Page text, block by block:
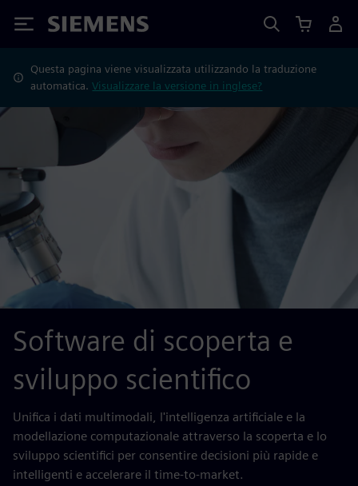
Siemens
Questa pagina viene visualizzata utilizzando la traduzione
automatica.Visualizzare la versione in inglese?
Software di scoperta e
sviluppo scientifico
Unifica i dati multimodali, l'intelligenza artificiale e la
modellazione computazionale attraverso la scoperta e lo
sviluppo scientifici per consentire decisioni più rapide e
intelligenti e accelerare il time-to-market.